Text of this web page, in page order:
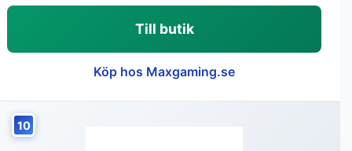
Till butik
Köp hos Maxgaming.se
10